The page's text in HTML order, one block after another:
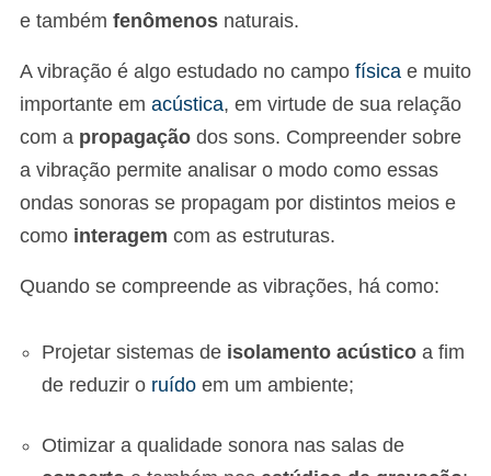
e também fenômenos naturais.
A vibração é algo estudado no campo física e muito
importante em acústica, em virtude de sua relação
com a propagação dos sons. Compreender sobre
a vibração permite analisar o modo como essas
ondas sonoras se propagam por distintos meios e
como interagem com as estruturas.
Quando se compreende as vibrações, há como:
Projetar sistemas de isolamento acústico a fim
de reduzir o ruído em um ambiente;
Otimizar a qualidade sonora nas salas de